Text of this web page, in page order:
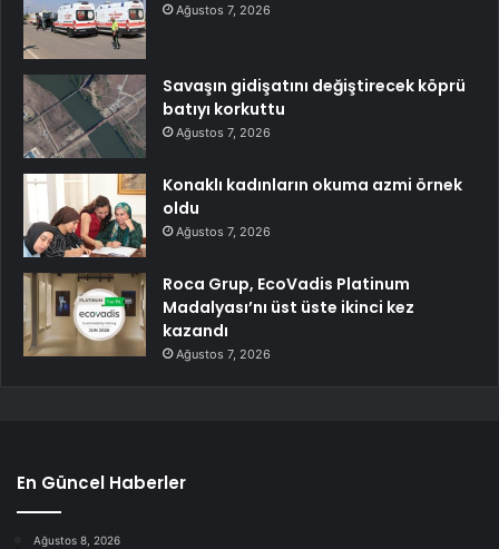
Ağustos 7, 2026
Savaşın gidişatını değiştirecek köprü
batıyı korkuttu
Ağustos 7, 2026
Konaklı kadınların okuma azmi örnek
oldu
Ağustos 7, 2026
Roca Grup, EcoVadis Platinum
Madalyası’nı üst üste ikinci kez
kazandı
Ağustos 7, 2026
En Güncel Haberler
Ağustos 8, 2026